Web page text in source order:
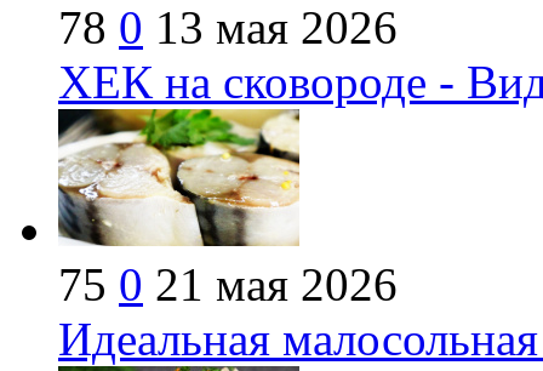
78 0 13 мая 2026
ХЕК на сковороде -
75 0 21 мая 2026
Идеальная